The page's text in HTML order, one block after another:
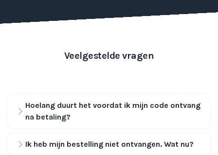
Veelgestelde vragen
Hoelang duurt het voordat ik mijn code ontvang
na betaling?
Ik heb mijn bestelling niet ontvangen. Wat nu?